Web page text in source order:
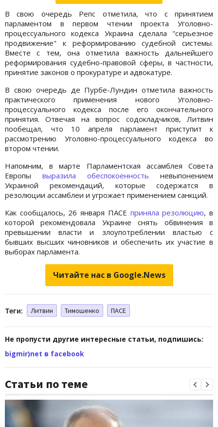
В свою очередь Репс отметила, что с принятием
парламентом в первом чтении проекта Уголовно-
процессуального кодекса Украина сделала "серьезное
продвижение" к реформированию судебной системы.
Вместе с тем, она отметила важность дальнейшего
реформирования судебно-правовой сферы, в частности,
принятие законов о прокуратуре и адвокатуре.
В свою очередь де Пурбе-Лундин отметила важность
практического применения нового Уголовно-
процессуального кодекса после его окончательного
принятия. Отвечая на вопрос содокладчиков, Литвин
пообещал, что 10 апреля парламент приступит к
рассмотрению Уголовно-процессуального кодекса во
втором чтении.
Напомним, в марте Парламентская ассамблея Совета
Европы выразила обеспокоенность невыпонением
Украиной рекомендаций, которые содержатся в
резолюции ассамблеи и угрожает применением санкций.
Как сообщалось, 26 января ПАСЕ приняла резолюцию, в
которой рекомендовала Украине снять обвинения в
превышении власти и злоупотреблении властью с
бывших высших чиновников и обеспечить их участие в
выборах парламента.
Читайте нас в Google.News
Теги: Литвин Тимошенко ПАСЕ
Не пропусти другие интересные статьи, подпишись:
bigmir)net в facebook
Статьи по теме